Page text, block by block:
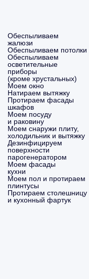
Обеспыливаем
жалюзи
Обеспыливаем потолки
Обеспыливаем
осветительные
приборы
(кроме хрустальных)
Моем окно
Натираем вытяжку
Протираем фасады
шкафов
Моем посуду
и раковину
Моем снаружи плиту,
холодильник и вытяжку
Дезинфицируем
поверхности
парогенератором
Моем фасады
кухни
Моем пол и протираем
плинтусы
Протираем столешницу
и кухонный фартук